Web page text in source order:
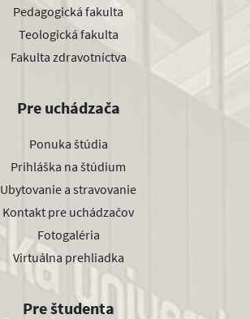
Pedagogická fakulta
Teologická fakulta
Fakulta zdravotníctva
Pre uchádzača
Ponuka štúdia
Prihláška na štúdium
Ubytovanie a stravovanie
Kontakt pre uchádzačov
Fotogaléria
Virtuálna prehliadka
Pre študenta